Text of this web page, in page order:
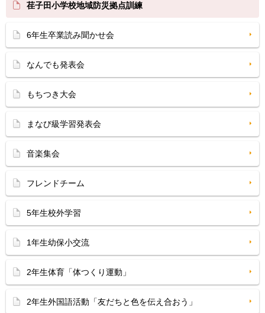
荏子田小学校地域防災拠点訓練
6年生卒業読み聞かせ会
なんでも発表会
もちつき大会
まなび級学習発表会
音楽集会
フレンドチーム
5年生校外学習
1年生幼保小交流
2年生体育「体つくり運動」
2年生外国語活動「友だちと色を伝え合おう」